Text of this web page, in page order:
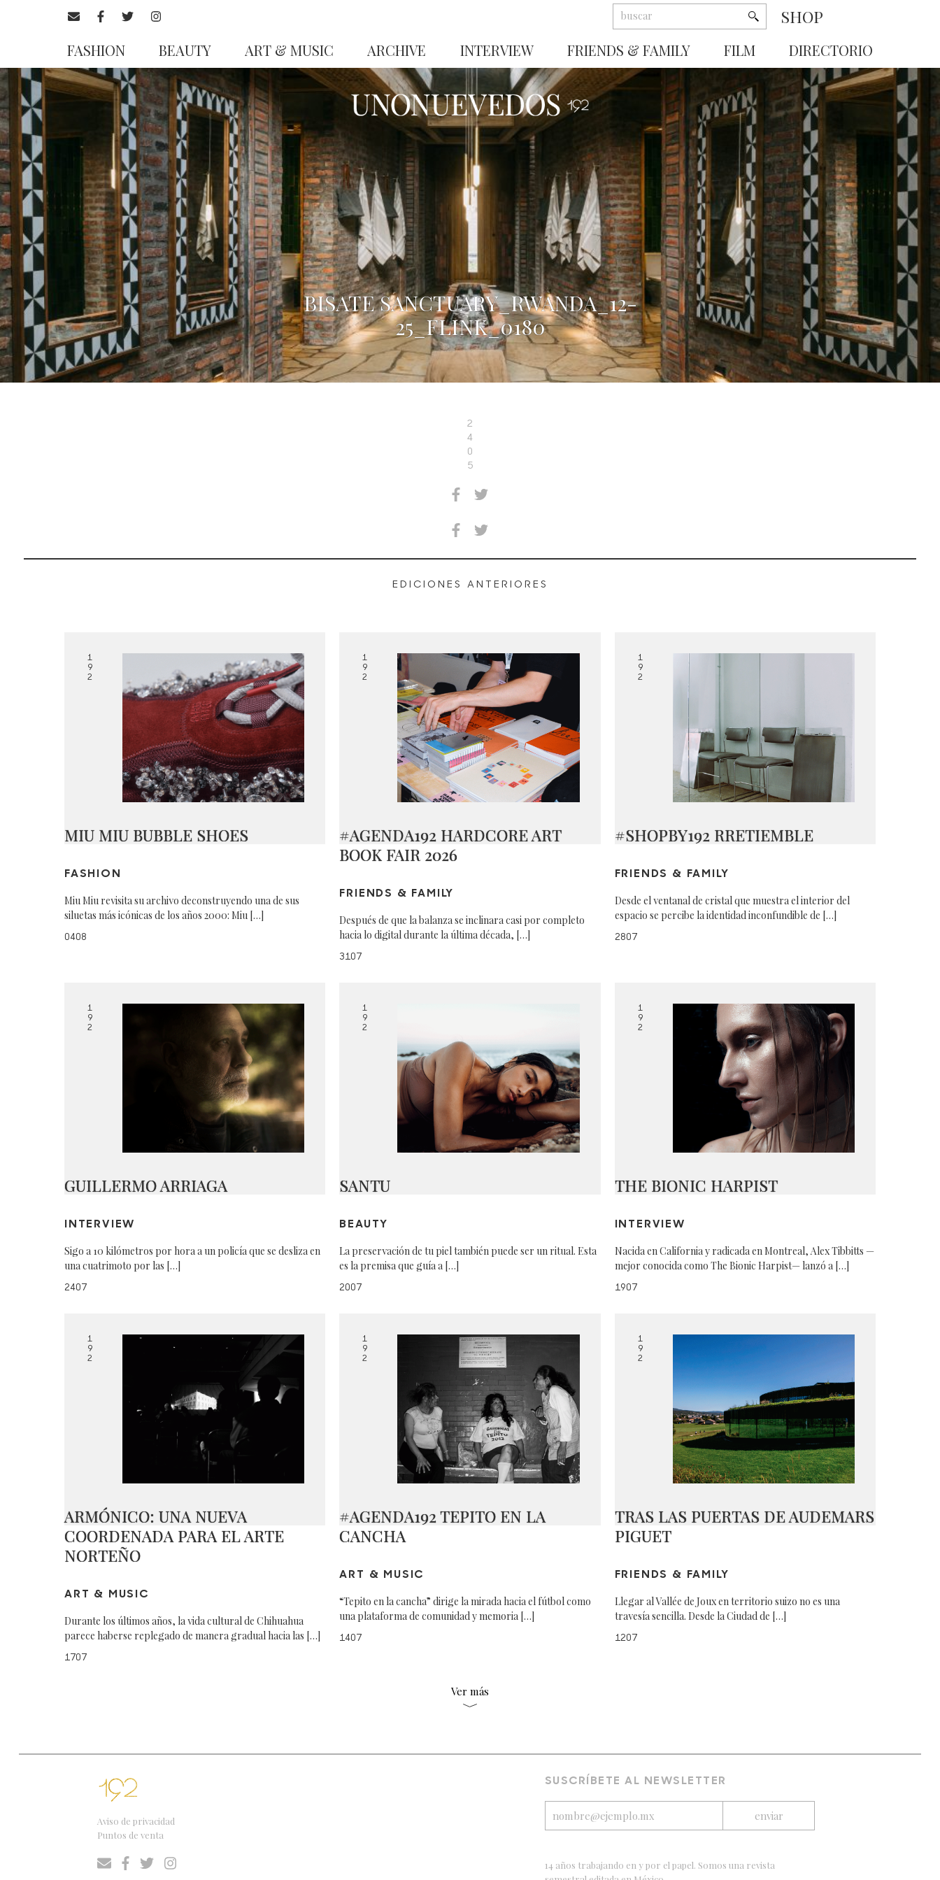
SHOP
FASHION BEAUTY ART & MUSIC ARCHIVE INTERVIEW FRIENDS & FAMILY FILM DIRECTORIO
BISATE SANCTUARY_RWANDA_12-
25_FLINK_0180
2
4
0
5
EDICIONES ANTERIORES
1
9
2
MIU MIU BUBBLE SHOES
FASHION
Miu Miu revisita su archivo deconstruyendo una de sus
siluetas más icónicas de los años 2000: Miu […]
0408
1
9
2
#AGENDA192 HARDCORE ART
BOOK FAIR 2026
FRIENDS & FAMILY
Después de que la balanza se inclinara casi por completo
hacia lo digital durante la última década, […]
3107
1
9
2
#SHOPBY192 RRETIEMBLE
FRIENDS & FAMILY
Desde el ventanal de cristal que muestra el interior del
espacio se percibe la identidad inconfundible de […]
2807
1
9
2
GUILLERMO ARRIAGA
INTERVIEW
Sigo a 10 kilómetros por hora a un policía que se desliza en
una cuatrimoto por las […]
2407
1
9
2
SANTU
BEAUTY
La preservación de tu piel también puede ser un ritual. Esta
es la premisa que guía a […]
2007
1
9
2
THE BIONIC HARPIST
INTERVIEW
Nacida en California y radicada en Montreal, Alex Tibbitts —
mejor conocida como The Bionic Harpist— lanzó a […]
1907
1
9
2
ARMÓNICO: UNA NUEVA
COORDENADA PARA EL ARTE
NORTEÑO
ART & MUSIC
Durante los últimos años, la vida cultural de Chihuahua
parece haberse replegado de manera gradual hacia las […]
1707
1
9
2
#AGENDA192 TEPITO EN LA
CANCHA
ART & MUSIC
“Tepito en la cancha” dirige la mirada hacia el fútbol como
una plataforma de comunidad y memoria […]
1407
1
9
2
TRAS LAS PUERTAS DE AUDEMARS
PIGUET
FRIENDS & FAMILY
Llegar al Vallée de Joux en territorio suizo no es una
travesía sencilla. Desde la Ciudad de […]
1207
Ver más
Aviso de privacidad
Puntos de venta
SUSCRÍBETE AL NEWSLETTER
14 años trabajando en y por el papel. Somos una revista